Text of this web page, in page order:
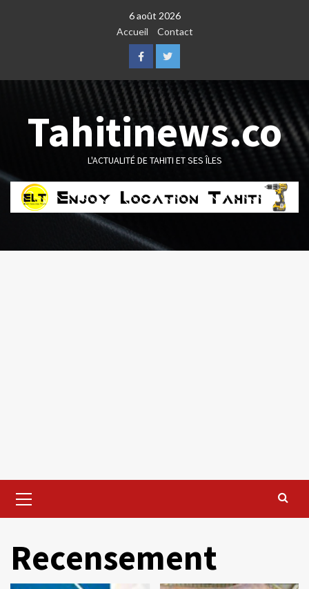
6 août 2026
Accueil
Contact
FacebookTwitter
Tahitinews.co
L'ACTUALITÉ DE TAHITI ET SES ÎLES
Menu
Recensement